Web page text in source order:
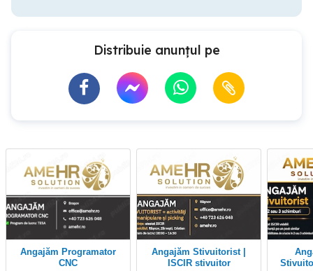
Distribuie anunțul pe
Angajăm Programator
CNC
Angajăm Stivuitorist |
ISCIR stivuitor
Angajăm Urgent
Stivuitorist